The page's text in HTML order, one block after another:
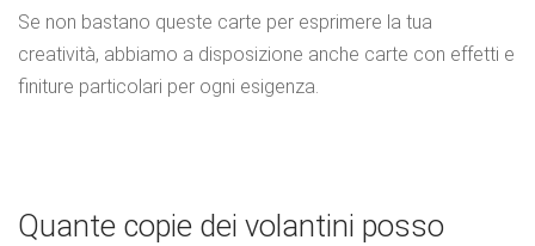
Se non bastano queste carte per esprimere la tua
creatività, abbiamo a disposizione anche carte con effetti e
finiture particolari per ogni esigenza.
Quante copie dei volantini posso